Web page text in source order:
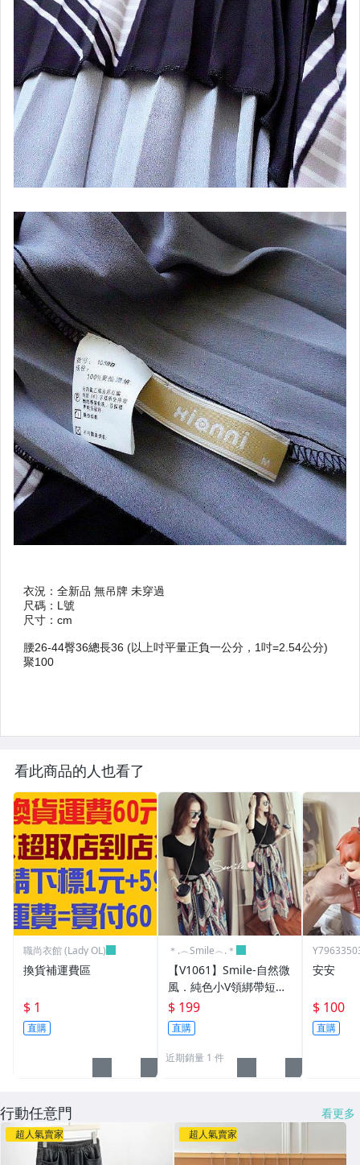
看此商品的人也看了
職尚衣館 (Lady OL)
換貨補運費區
$ 1
直購
＊.︵Smile︵.＊
【V1061】Smile-自然微
風．純色小V領綁帶短袖
連身裙洋裝
$ 199
直購
近期銷量 1 件
安安
$ 100
直購
行動任意門 看更多
超人氣賣家 超人氣賣家